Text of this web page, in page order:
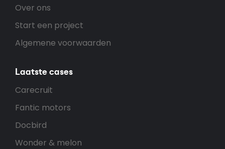
Over ons
Start een project
Algemene voorwaarden
Laatste cases
Carecruit
Fantic motors
Docbird
Wonder & melon